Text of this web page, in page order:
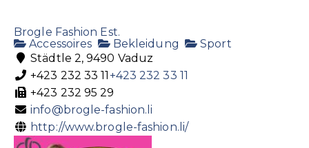
Brogle Fashion Est.
Accessoires
Bekleidung
Sport
Städtle 2, 9490 Vaduz
+423 232 33 11+423 232 33 11
+423 232 95 29
info@brogle-fashion.li
http://www.brogle-fashion.li/